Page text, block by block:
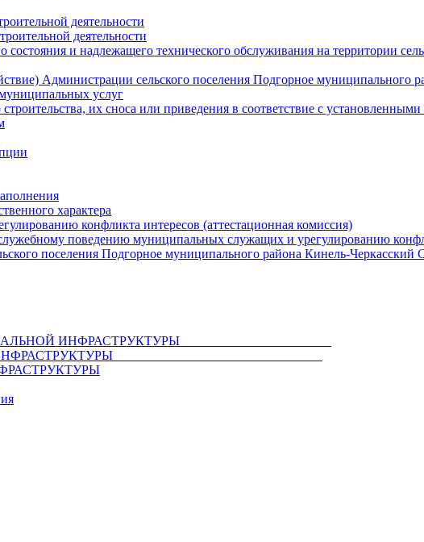
деятельности
деятельности
и надлежащего технического обслуживания на территории
Администрации сельского поселения Подгорное муниципального
услуг
их сноса или приведения в соответствие с
характера
конфликта интересов (аттестационная комиссия)
поведению муниципальных служащих и урегулированию
поселения Подгорное муниципального района Кинель-Черкасский
КОММУНАЛЬНОЙ ИНФРАСТРУКТУРЫ
ИНФРАСТРУКТУРЫ